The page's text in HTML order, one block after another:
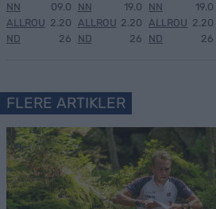
NN
ALLROU
ND
09.0
2.20
26
NN
ALLROU
ND
19.0
2.20
26
NN
ALLROU
ND
19.0
2.20
26
FLERE ARTIKLER